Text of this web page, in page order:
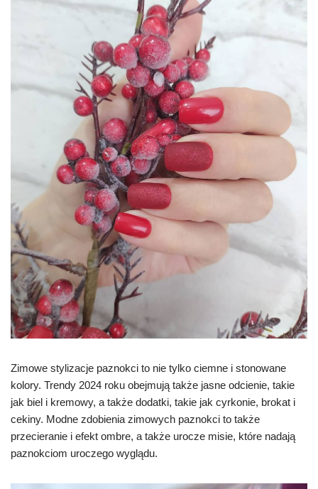
Zimowe stylizacje paznokci to nie tylko ciemne i stonowane
kolory. Trendy 2024 roku obejmują także jasne odcienie, takie
jak biel i kremowy, a także dodatki, takie jak cyrkonie, brokat i
cekiny. Modne zdobienia zimowych paznokci to także
przecieranie i efekt ombre, a także urocze misie, które nadają
paznokciom uroczego wyglądu.